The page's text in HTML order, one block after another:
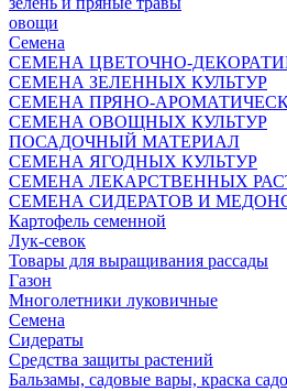
овощи
Семена
СЕМЕНА ЦВЕТОЧНО-
СЕМЕНА ЗЕЛЕННЫХ КУЛЬТУР
СЕМЕНА ПРЯНО-
СЕМЕНА ОВОЩНЫХ КУЛЬТУР
ПОСАДОЧНЫЙ МАТЕРИАЛ
СЕМЕНА ЯГОДНЫХ КУЛЬТУР
СЕМЕНА ЛЕКАРСТВЕННЫХ
СЕМЕНА СИДЕРАТОВ И
Картофель семенной
Лук-севок
Товары для выращивания рассады
Газон
Многолетники луковичные
Семена
Сидераты
Средства защиты растений
Бальзамы, садовые вары, краска